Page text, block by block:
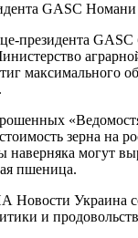
GASC
президента
максимального
зерна на
могут
пшеница.
Новости Украина
и